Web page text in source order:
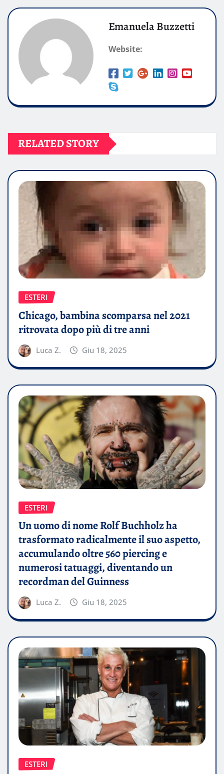
Emanuela Buzzetti
Website:
RELATED STORY
ESTERI
Chicago, bambina scomparsa nel 2021
ritrovata dopo più di tre anni
Luca Z. Giu 18, 2025
ESTERI
Un uomo di nome Rolf Buchholz ha
trasformato radicalmente il suo aspetto,
accumulando oltre 560 piercing e
numerosi tatuaggi, diventando un
recordman del Guinness
Luca Z. Giu 18, 2025
ESTERI